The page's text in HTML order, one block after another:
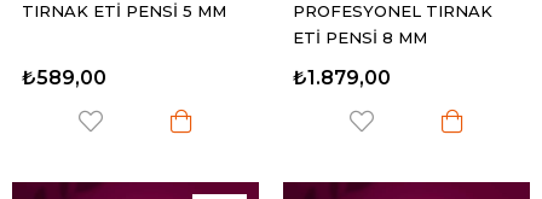
TIRNAK ETİ PENSİ 5 MM
₺589,00
PROFESYONEL TIRNAK
ETİ PENSİ 8 MM
₺1.879,00